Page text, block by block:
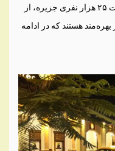
می‌بیند. این میزان گردشگر در کنار جمعیت ۲۵ هزار نفری جزیره، از
هستند که در ادامه